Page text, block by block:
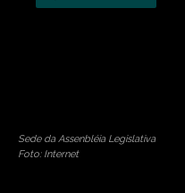
Sede da Assenbléia Legislativa
Foto: Internet